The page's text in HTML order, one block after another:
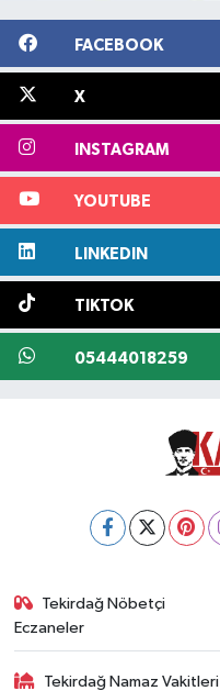
FACEBOOK
X
INSTAGRAM
YOUTUBE
LINKEDIN
TIKTOK
05444018259
Tekirdağ Nöbetçi
Eczaneler
Tekirdağ Namaz Vakitleri